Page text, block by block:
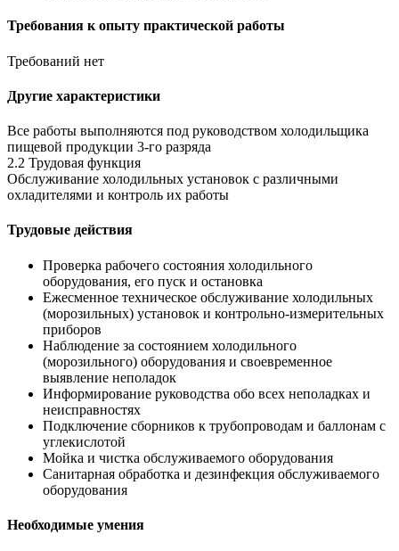
Требования к опыту практической работы
Требований нет
Другие характеристики
Все работы выполняются под руководством холодильщика
пищевой продукции 3-го разряда
2.2 Трудовая функция
Обслуживание холодильных установок с различными
охладителями и контроль их работы
Трудовые действия
Проверка рабочего состояния холодильного
оборудования, его пуск и остановка
Ежесменное техническое обслуживание холодильных
(морозильных) установок и контрольно-измерительных
приборов
Наблюдение за состоянием холодильного
(морозильного) оборудования и своевременное
выявление неполадок
Информирование руководства обо всех неполадках и
неисправностях
Подключение сборников к трубопроводам и баллонам с
углекислотой
Мойка и чистка обслуживаемого оборудования
Санитарная обработка и дезинфекция обслуживаемого
оборудования
Необходимые умения